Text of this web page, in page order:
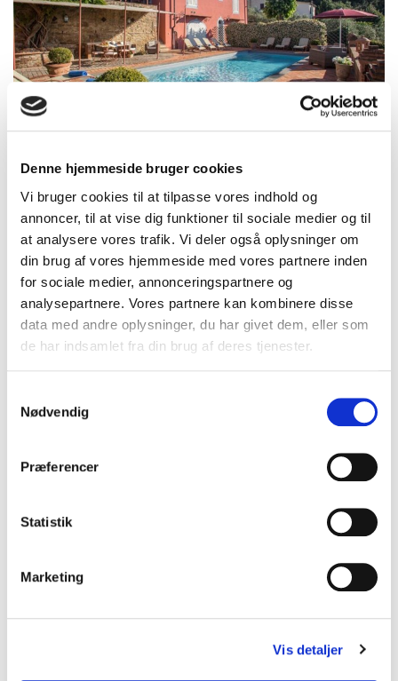
Denne hjemmeside bruger cookies
Vi bruger cookies til at tilpasse vores indhold og
annoncer, til at vise dig funktioner til sociale medier og til
at analysere vores trafik. Vi deler også oplysninger om
din brug af vores hjemmeside med vores partnere inden
for sociale medier, annonceringspartnere og
analysepartnere. Vores partnere kan kombinere disse
data med andre oplysninger, du har givet dem, eller som
de har indsamlet fra din brug af deres tjenester.
Nødvendig
Præferencer
Statistik
Marketing
Vis detaljer
Villa med pool
Nyd din egen morgenmad i en smuk villa
Foretrækker du selv at kunne tilberede din morgenmad?
Så kan du blandt andet tage et kig på nogle af
voresferieboliger med privat pool.
Her har du og dit selskab hele boligen - og poolen - for jer
selv, og I har således mulighed for blandt andet selv at
lave mad.
Du kan også leje en af de mange
Her kan du tilberede din egen morgenmad i køkkenet,
inden du sætter dig ud på terrassen og går ned til pool